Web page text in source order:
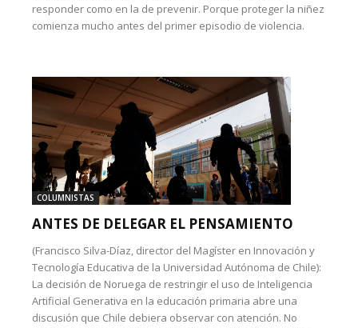
responder como en la de prevenir. Porque proteger la niñez
comienza mucho antes del primer episodio de violencia.
COLUMNISTAS
ANTES DE DELEGAR EL PENSAMIENTO
(Francisco Silva-Díaz, director del Magíster en Innovación y
Tecnología Educativa de la Universidad Autónoma de Chile):
La decisión de Noruega de restringir el uso de Inteligencia
Artificial Generativa en la educación primaria abre una
discusión que Chile debiera observar con atención. No